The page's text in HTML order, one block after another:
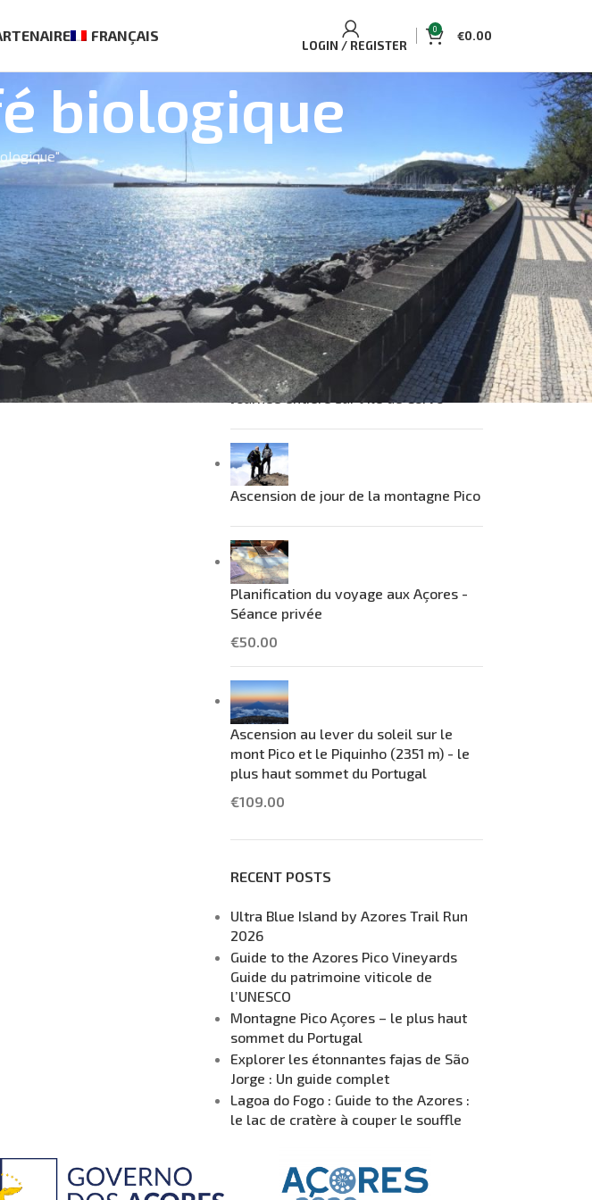
FRANÇAIS
LOGIN / REGISTER
0 €0.00
biologique
BEST SELLING TOURS AND
ACCOMMODATIONS
Casa Aguaplano Cozy Cottage
€
70.00 Single/Double
Journée entière sur l'île de Corvo
Ascension de jour de la montagne Pico
Planification du voyage aux Açores -
Séance privée
€50.00
Ascension au lever du soleil sur le
mont Pico et le Piquinho (2351 m) - le
plus haut sommet du Portugal
€109.00
RECENT POSTS
Ultra Blue Island by Azores Trail Run
2026
Guide to the Azores Pico Vineyards
Guide du patrimoine viticole de
l’UNESCO
Montagne Pico Açores – le plus haut
sommet du Portugal
Explorer les étonnantes fajas de São
Jorge : Un guide complet
Lagoa do Fogo : Guide to the Azores :
le lac de cratère à couper le souffle